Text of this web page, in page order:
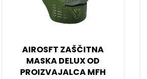
AIROSFT ZAŠČITNA
MASKA DELUX OD
PROIZVAJALCA MFH